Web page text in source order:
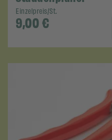
Einzelpreis/St.
9,00€